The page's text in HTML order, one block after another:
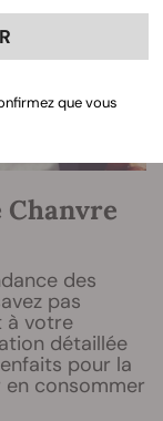
Chanvre
des
pas
à votre
détaillée
pour la
consommer
que vous